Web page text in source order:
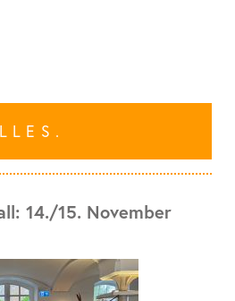
14./15. November